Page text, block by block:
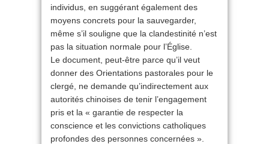
individus, en suggérant également des
moyens concrets pour la sauvegarder,
même s’il souligne que la clandestinité n’est
pas la situation normale pour l’Église.
Le document, peut-être parce qu’il veut
donner des Orientations pastorales pour le
clergé, ne demande qu’indirectement aux
autorités chinoises de tenir l’engagement
pris et la « garantie de respecter la
conscience et les convictions catholiques
profondes des personnes concernées ».